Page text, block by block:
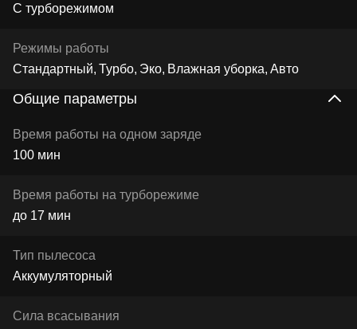
С турборежимом
Режимы работы
Стандартный Турбо Эко Влажная уборка Авто
Общие параметры
Время работы на одном заряде
100 мин
Время работы на турборежиме
до 17 мин
Тип пылесоса
Аккумуляторный
Сила всасывания